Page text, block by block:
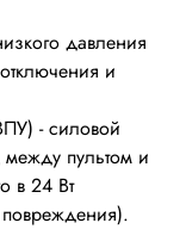
давления
и
- силовой
пультом и
в 24 Вт